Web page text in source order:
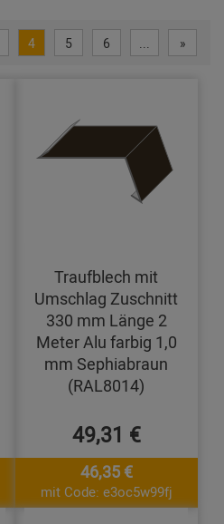
4 5 6 ... »
Traufblech mit
Umschlag Zuschnitt
330 mm Länge 2
Meter Alu farbig 1,0
mm Sephiabraun
(RAL8014)
49,31 €
46,35 €
mit Code: e3oc5w99fj